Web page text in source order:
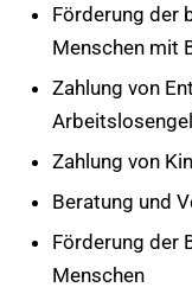
Förderung der
Menschen mit
Zahlung von
Zahlung von
Beratung und
Förderung der
Menschen